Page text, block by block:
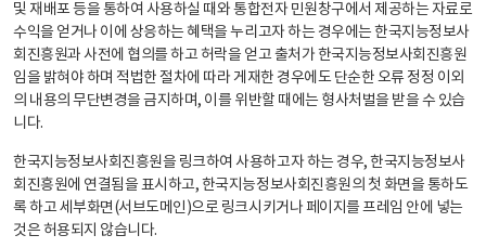
및 재배포 등을 통하여 사용하실 때와 통합전자 민원창구에서 제공하는 자료로
수익을 얻거나 이에 상응하는 혜택을 누리고자 하는 경우에는 한국지능정보사
회진흥원과 사전에 협의를 하고 허락을 얻고 출처가 한국지능정보사회진흥원
임을 밝혀야 하며 적법한 절차에 따라 게재한 경우에도 단순한 오류 정정 이외
의 내용의 무단변경을 금지하며, 이를 위반할 때에는 형사처벌을 받을 수 있습
니다.
한국지능정보사회진흥원을 링크하여 사용하고자 하는 경우, 한국지능정보사
회진흥원에 연결됨을 표시하고, 한국지능정보사회진흥원의 첫 화면을 통하도
록 하고 세부화면(서브도메인)으로 링크시키거나 페이지를 프레임 안에 넣는
것은 허용되지 않습니다.